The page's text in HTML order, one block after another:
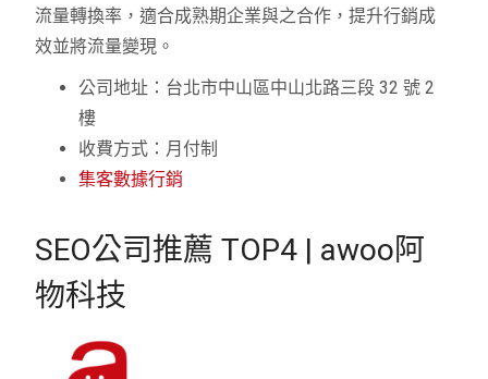
流量轉換率，適合成熟期企業與之合作，提升行銷成
效並將流量變現。
公司地址：台北市中山區中山北路三段 32 號 2
樓
收費方式：月付制
集客數據行銷
SEO公司推薦 TOP4 | awoo阿
物科技